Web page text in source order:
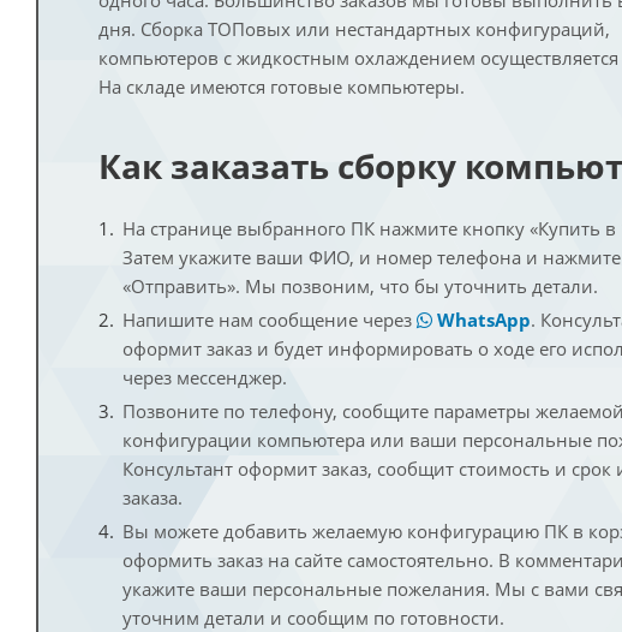
дня. Сборка ТОПовых или нестандартных конфигураций,
компьютеров с жидкостным охлаждением осуществляется
На складе имеются готовые компьютеры.
Как заказать сборку
На странице выбранного ПК нажмите кнопку «Купить в
Затем укажите ваши ФИО, и номер телефона и
«Отправить». Мы позвоним, что бы уточнить детали.
Напишите нам сообщение через
WhatsApp.
оформит заказ и будет информировать о ходе его
через мессенджер.
Позвоните по телефону, сообщите параметры желаемой
конфигурации компьютера или ваши персональные
Консультант оформит заказ, сообщит стоимость и срок
заказа.
Вы можете добавить желаемую конфигурацию ПК в
оформить заказ на сайте самостоятельно. В
укажите ваши персональные пожелания. Мы с вами
уточним детали и сообщим по готовности.